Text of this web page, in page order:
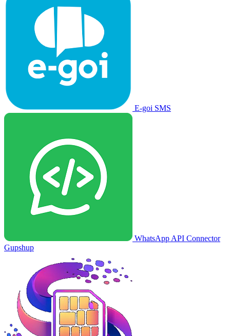
E-goi SMS
WhatsApp API Connector
Gupshup